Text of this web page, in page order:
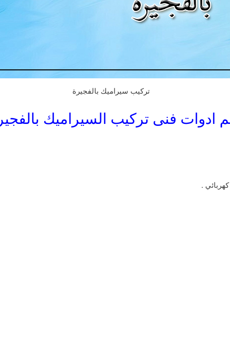
تركيب سيراميك بالفجيرة
ادوات فنى تركيب السيراميك
.